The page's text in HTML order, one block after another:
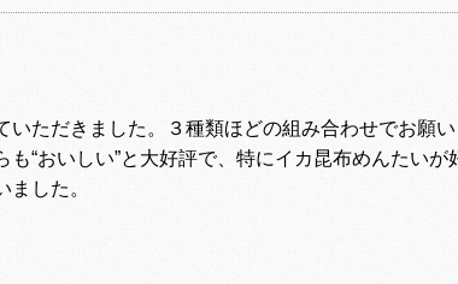
いただきました。３種類ほどの組み合わせでお願
“おいしい”と大好評で、特にイカ昆布めんたい
した。